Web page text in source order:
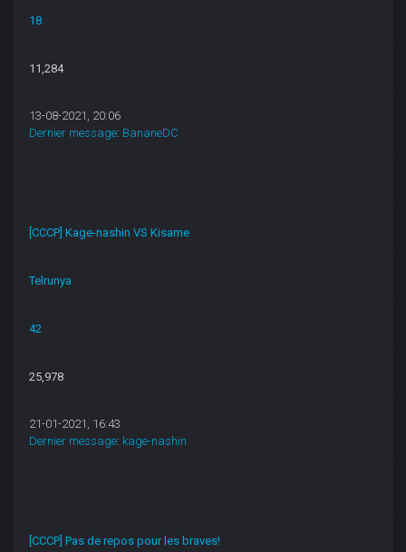
18
11,284
13-08-2021, 20:06
Dernier message: BananeDC
[CCCP] Kage-nashin VS Kisame
Telrunya
42
25,978
21-01-2021, 16:43
Dernier message: kage-nashin
[CCCP] Pas de repos pour les braves!